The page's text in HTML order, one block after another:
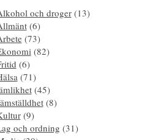
och droger(13)
(6)
(73)
(82)
(6)
(71)
(45)
(8)
(9)
och ordning (31)